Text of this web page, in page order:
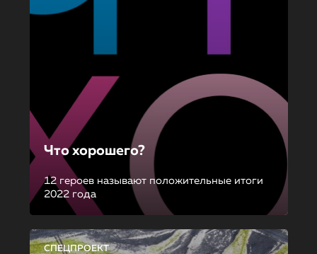
Что хорошего?
12 героев называют положительные итоги
2022 года
СПЕЦПРОЕКТ